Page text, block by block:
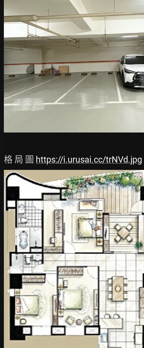
格 局 圖 https://i.urusai.cc/trNVd.jpg